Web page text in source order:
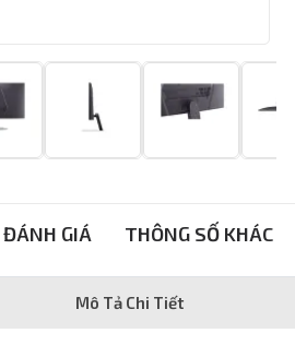
ĐÁNH GIÁ THÔNG SỐ KHÁC
Mô Tả Chi Tiết